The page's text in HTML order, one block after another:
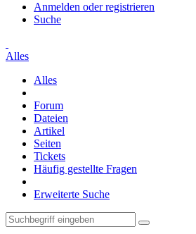
Anmelden oder registrieren
Suche
Alles
Alles
Forum
Dateien
Artikel
Seiten
Tickets
Häufig gestellte Fragen
Erweiterte Suche